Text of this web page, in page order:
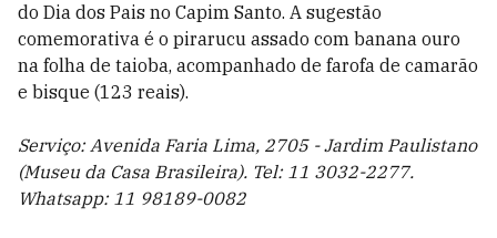
do Dia dos Pais no Capim Santo. A sugestão
comemorativa é o pirarucu assado com banana ouro
na folha de taioba, acompanhado de farofa de camarão
e bisque (123 reais).
Serviço: Avenida Faria Lima, 2705 - Jardim Paulistano
(Museu da Casa Brasileira). Tel: 11 3032-2277.
Whatsapp: 11 98189-0082